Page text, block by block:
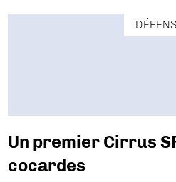
Un premier Cirrus
cocardes